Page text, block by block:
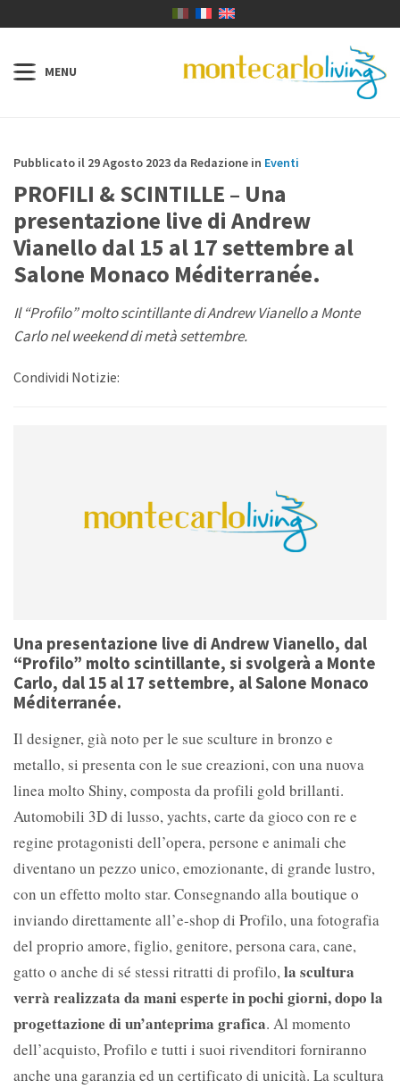
Pubblicato il 29 Agosto 2023 da Redazione in Eventi
PROFILI & SCINTILLE – Una
presentazione live di Andrew
Vianello dal 15 al 17 settembre al
Salone Monaco Méditerranée.
Il “Profilo” molto scintillante di Andrew Vianello a Monte
Carlo nel weekend di metà settembre.
Condividi Notizie:
Una presentazione live di Andrew Vianello, dal
“Profilo” molto scintillante, si svolgerà a Monte
Carlo, dal 15 al 17 settembre, al Salone Monaco
Méditerranée.
Il designer, già noto per le sue sculture in bronzo e
metallo, si presenta con le sue creazioni, con una nuova
linea molto Shiny, composta da profili gold brillanti.
Automobili 3D di lusso, yachts, carte da gioco con re e
regine protagonisti dell’opera, persone e animali che
diventano un pezzo unico, emozionante, di grande lustro,
con un effetto molto star. Consegnando alla boutique o
inviando direttamente all’e-shop di Profilo, una fotografia
del proprio amore, figlio, genitore, persona cara, cane,
gatto o anche di sé stessi ritratti di profilo, la scultura
verrà realizzata da mani esperte in pochi giorni, dopo la
progettazione di un’anteprima grafica. Al momento
dell’acquisto, Profilo e tutti i suoi rivenditori forniranno
anche una garanzia ed un certificato di unicità. La scultura